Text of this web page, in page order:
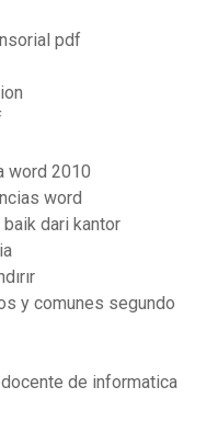
pdf
word 2010
word
dari kantor
y comunes segundo
de informatica